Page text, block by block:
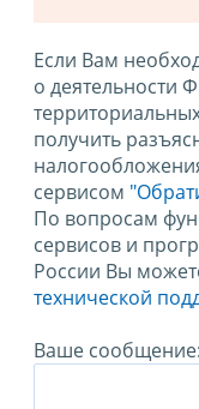
Если Вам
о деятельности
получить
сервисом
По вопросам
сервисов и
России Вы
технической
Ваше сообщение: